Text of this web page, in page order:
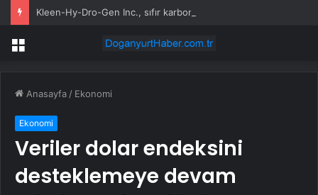
Menü
Anasayfa / Ekonomi
Ekonomi
Veriler dolar endeksini
desteklemeye devam